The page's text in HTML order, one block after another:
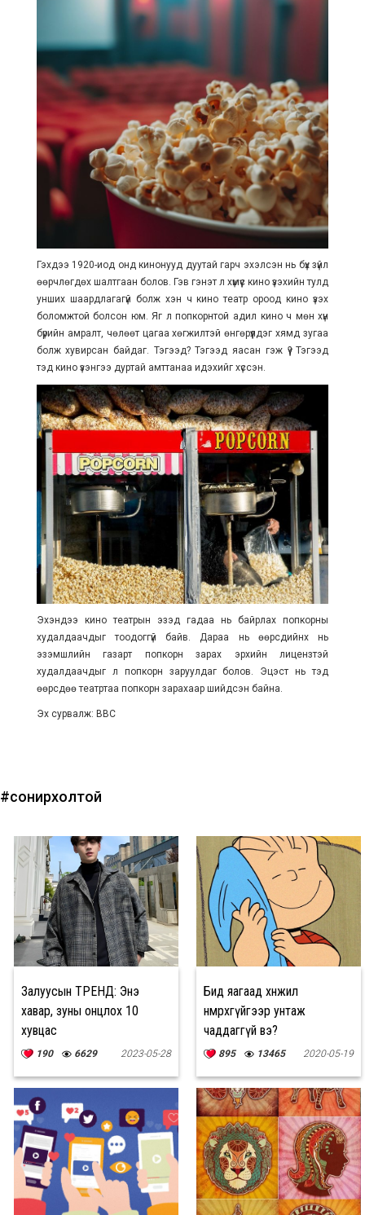
Гэхдээ 1920-иод онд кинонууд дуутай гарч эхэлсэн нь бүх зүйл
өөрчлөгдөх шалтгаан болов. Гэв гэнэт л хүмүүс кино үзэхийн тулд
унших шаардлагагүй болж хэн ч кино театр ороод кино үзэх
боломжтой болсон юм. Яг л попкорнтой адил кино ч мөн хүн
бүрийн амралт, чөлөөт цагаа хөгжилтэй өнгөрүүлдэг хямд зугаа
болж хувирсан байдаг. Тэгээд? Тэгээд яасан гэж үү? Тэгээд
тэд кино үзэнгээ дуртай амттанаа идэхийг хүссэн.
Эхэндээ кино театрын эзэд гадаа нь байрлах попкорны
худалдаачдыг тоодоггүй байв. Дараа нь өөрсдийнх нь
эзэмшлийн газарт попкорн зарах эрхийн лицензтэй
худалдаачдыг л попкорн заруулдаг болов. Эцэст нь тэд
өөрсдөө театртаа попкорн зарахаар шийдсэн байна.
Эх сурвалж: BBC
#сонирхолтой
Залуусын ТРЕНД: Энэ
хавар, зуны онцлох 10
хувцас
190 6629 2023-05-28
Бид яагаад хөнжил
нөмрөхгүйгээр унтаж
чаддаггүй вэ?
895 13465 2020-05-19